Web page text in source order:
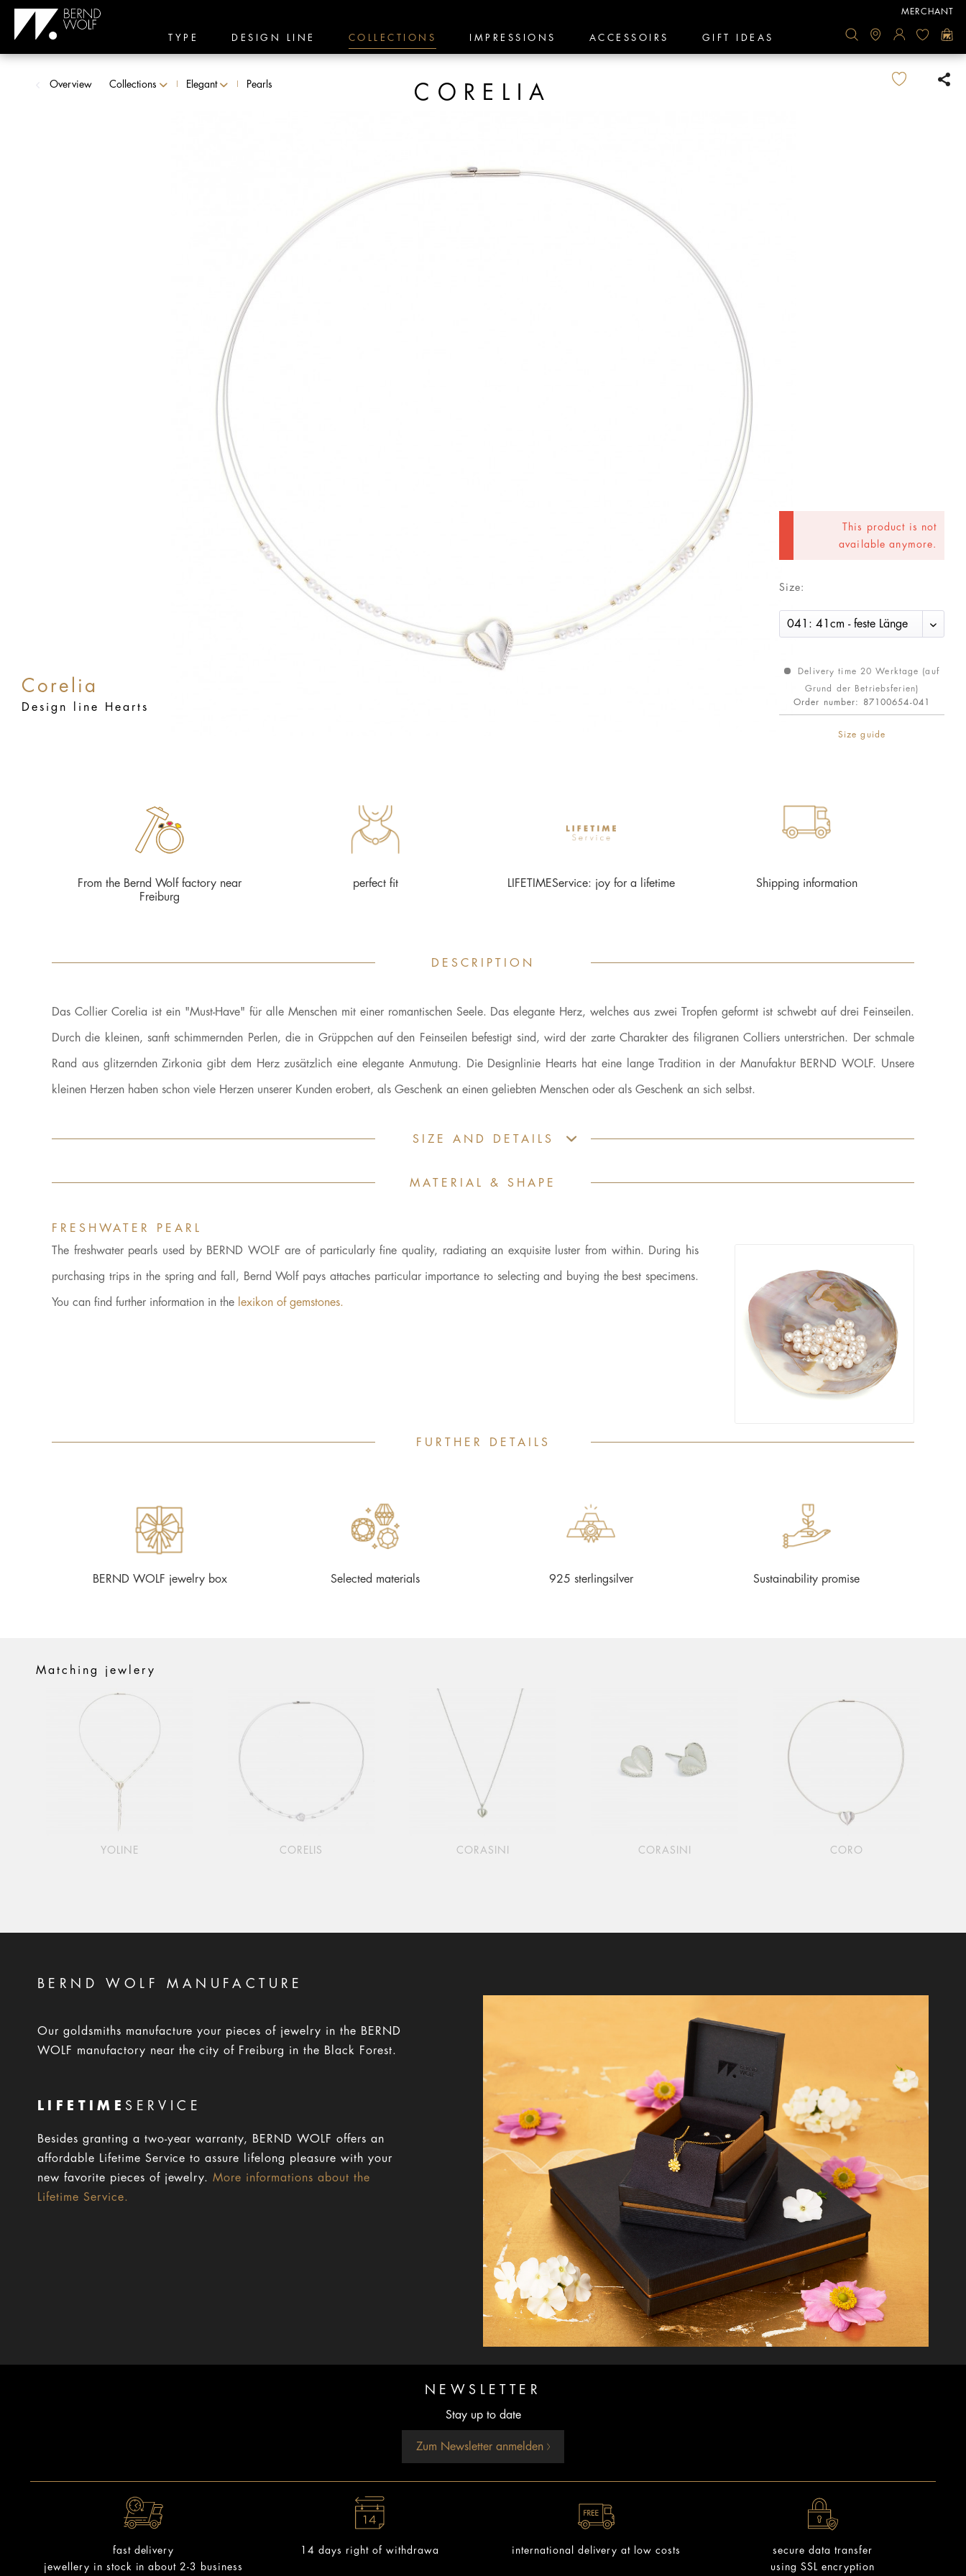
MERCHANT
TYPE DESIGN LINE COLLECTIONS IMPRESSIONS ACCESSOIRS GIFT IDEAS
Overview Collections Elegant Pearls CORELIA
Corelia
Design line Hearts
This product is not
available anymore.
Size:
Delivery time 20 Werktage (auf
Grund der Betriebsferien)
Order number:
87100654-041
Size guide
From the Bernd Wolf factory near
Freiburg
perfect fit LIFETIMEService: joy for a lifetime Shipping information
DESCRIPTION
Das Collier Corelia ist ein "Must-Have" für alle Menschen mit einer romantischen Seele. Das elegante Herz, welches aus zwei Tropfen geformt ist schwebt auf drei Feinseilen.
Durch die kleinen, sanft schimmernden Perlen, die in Grüppchen auf den Feinseilen befestigt sind, wird der zarte Charakter des filigranen Colliers unterstrichen. Der schmale
Rand aus glitzernden Zirkonia gibt dem Herz zusätzlich eine elegante Anmutung. Die Designlinie Hearts hat eine lange Tradition in der Manufaktur BERND WOLF. Unsere
kleinen Herzen haben schon viele Herzen unserer Kunden erobert, als Geschenk an einen geliebten Menschen oder als Geschenk an sich selbst.
SIZE AND DETAILS
MATERIAL & SHAPE
FRESHWATER PEARL
The freshwater pearls used by BERND WOLF are of particularly fine quality, radiating an exquisite luster from within. During his
purchasing trips in the spring and fall, Bernd Wolf pays attaches particular importance to selecting and buying the best specimens.
You can find further information in the lexikon of gemstones.
FURTHER DETAILS
BERND WOLF jewelry box Selected materials 925 sterlingsilver Sustainability promise
Matching jewlery
YOLINE CORELIS CORASINI CORASINI CORO
BERND WOLF MANUFACTURE
Our goldsmiths manufacture your pieces of jewelry in the BERND
WOLF manufactory near the city of Freiburg in the Black Forest.
LIFETIME SERVICE
Besides granting a two-year warranty, BERND WOLF offers an
affordable Lifetime Service to assure lifelong pleasure with your
new favorite pieces of jewelry.More informations about the
Lifetime Service.
NEWSLETTER
Stay up to date
Zum Newsletter anmelden
fast delivery
jewellery in stock in about 2-3 business
14 days right of withdrawa international delivery at low costs
secure data transfer
using SSL encryption